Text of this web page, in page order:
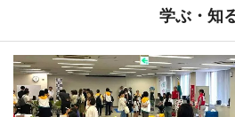
学ぶ・知